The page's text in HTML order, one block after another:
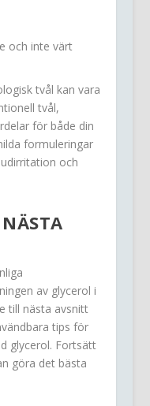
och inte värt
tvål kan vara
tvål,
för både din
formuleringar
och
av glycerol i
till nästa avsnitt
tips för
glycerol. Fortsätt
göra det bästa